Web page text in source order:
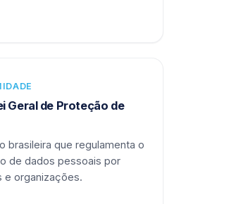
Geral de Proteção de
brasileira que regulamenta o
de dados pessoais por
e organizações.